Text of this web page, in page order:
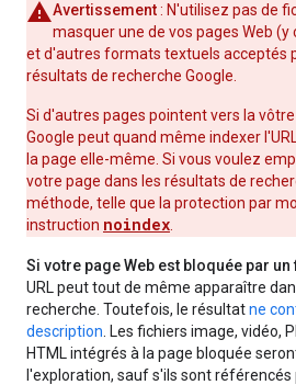
Avertissement: N'utilisez pas de
masquer une de vos pages Web (y
et d'autres formats textuels acceptés
résultats de recherche Google.
Si d'autres pages pointent vers la
Google peut quand même indexer
la page elle-même. Si vous voulez
votre page dans les résultats de
méthode, telle que la protection par
instruction noindex
Si votre page Web est bloquée par
URL peut tout de même apparaître
recherche. Toutefois, le résultatne
description . Les fichiers image, vidéo,
HTML intégrés à la page bloquée
l'exploration, sauf s'ils sont